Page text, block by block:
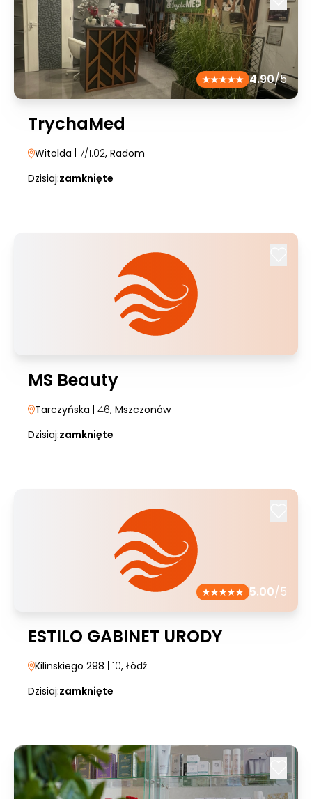
4.90/5
TrychaMed
Witolda | 7/1.02, Radom
Dzisiaj:zamknięte
MS Beauty
Tarczyńska | 46, Mszczonów
Dzisiaj:zamknięte
5.00/5
ESTILO GABINET URODY
Kilinskiego 298 | 10, Łódź
Dzisiaj:zamknięte